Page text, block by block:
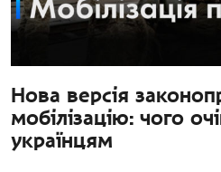
Нова версія
мобілізацію: чого
українцям